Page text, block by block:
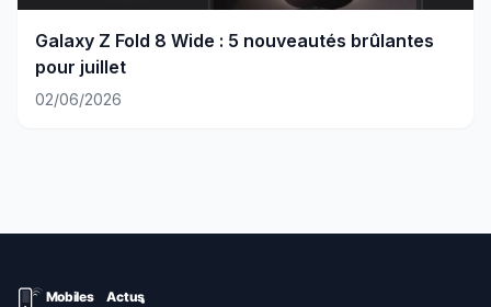
Galaxy Z Fold 8 Wide : 5 nouveautés brûlantes
pour juillet
02/06/2026